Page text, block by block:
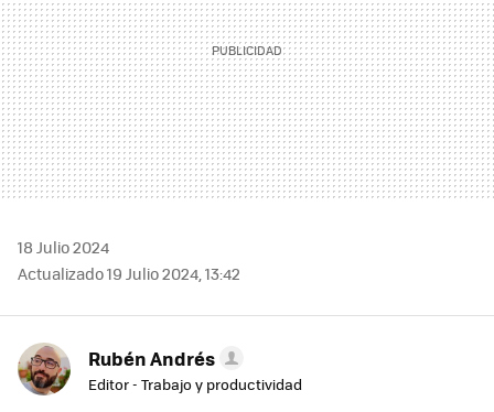
18 Julio 2024
Actualizado 19 Julio 2024, 13:42
Rubén Andrés
Editor - Trabajo y productividad